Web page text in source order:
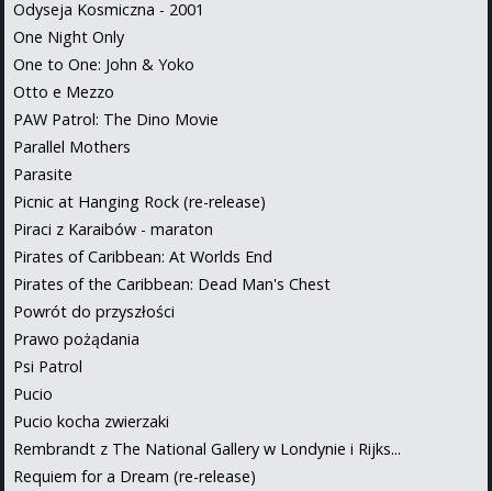
Odyseja Kosmiczna - 2001
One Night Only
One to One: John & Yoko
Otto e Mezzo
PAW Patrol: The Dino Movie
Parallel Mothers
Parasite
Picnic at Hanging Rock (re-release)
Piraci z Karaibów - maraton
Pirates of Caribbean: At Worlds End
Pirates of the Caribbean: Dead Man's Chest
Powrót do przyszłości
Prawo pożądania
Psi Patrol
Pucio
Pucio kocha zwierzaki
Rembrandt z The National Gallery w Londynie i Rijks...
Requiem for a Dream (re-release)